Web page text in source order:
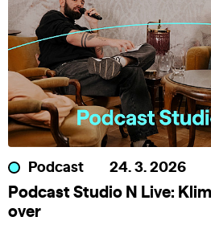
Podcast 24. 3. 2026
Podcast Studio N Live:
over